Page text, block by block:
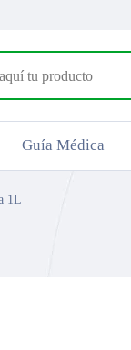
Guía Médica
1L